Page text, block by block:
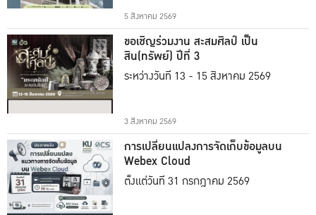
5 สิงหาคม 2569
ขอเชิญร่วมงาน สะสมศิลป์ เป็น
สิน(ทรัพย์) ปีที่ 3
ระหว่างวันที่ 13 - 15 สิงหาคม 2569
3 สิงหาคม 2569
การเปลี่ยนแปลงการจัดเก็บข้อมูลบน
Webex Cloud
ตั้งแต่วันที่ 31 กรกฎาคม 2569